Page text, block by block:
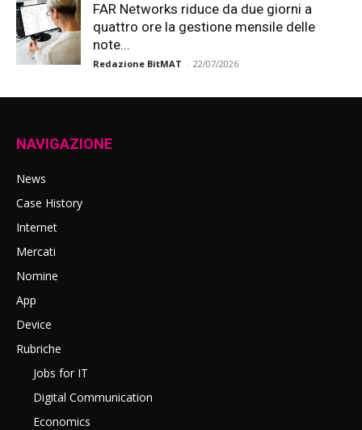
FAR Networks riduce da due giorni a
quattro ore la gestione mensile delle
note...
Redazione BitMAT - 22/07/2026
NAVIGAZIONE
News
Case History
Internet
Mercati
Nomine
App
Device
Rubriche
Jobs for IT
Digital Communication
Economics